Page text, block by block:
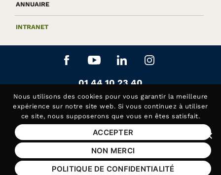
ANNUAIRE
INTRANET
Aller sur le réseau social
Aller sur le réseau social
Aller sur le réseau
Aller sur le
Contactez-nous au
01 44 10 23 40
Siège de la Fédération APAJH
Contactez-nous au
01 44 10 81 50
Handicap Assistance, les lundis et jeudis matin
Mentions légales
Plan du site
Nous utilisons des cookies pour vous garantir la meilleure
expérience sur notre site web. Si vous continuez à utiliser
ce site, nous supposerons que vous en êtes satisfait.
ACCEPTER
NON MERCI
POLITIQUE DE CONFIDENTIALITÉ